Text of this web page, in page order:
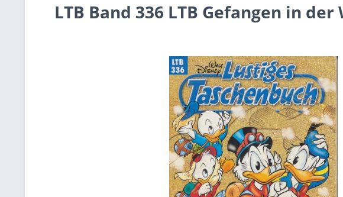
LTB Band 336 LTB Gefangen in der